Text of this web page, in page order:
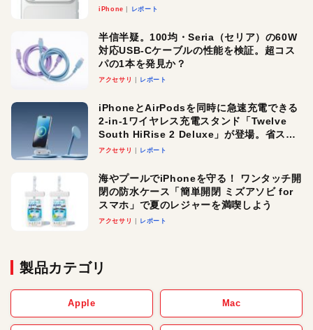
iPhone レポート
半信半疑。100均・Seria（セリア）の60W
対応USB-Cケーブルの性能を検証。超コス
パの1本を発見か？
アクセサリ レポート
iPhoneとAirPodsを同時に急速充電できる
2-in-1ワイヤレス充電スタンド「Twelve
South HiRise 2 Deluxe」が登場。省スペ
ースでおしゃれに充電したい人にオスス
アクセサリ レポート
海やプールでiPhoneを守る！ ワンタッチ開
閉の防水ケース「簡単開閉 ミズアソビ for
スマホ」で夏のレジャーを満喫しよう
アクセサリ レポート
製品カテゴリ
Apple Mac